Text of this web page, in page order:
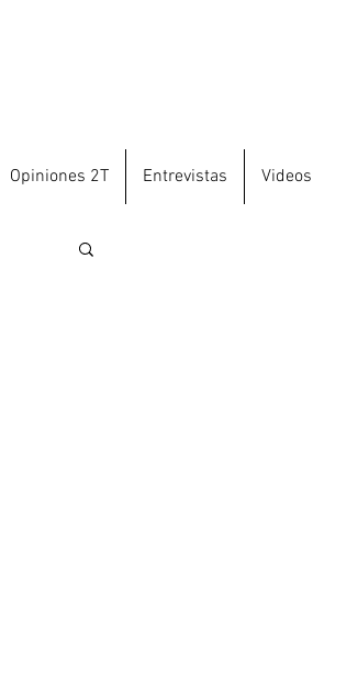
Opiniones 2T Entrevistas Videos